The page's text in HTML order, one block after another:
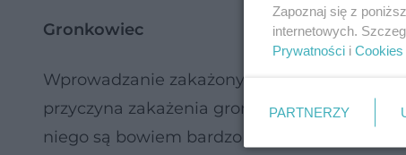
Gronkowiec
Wprowadzanie zakażonych, ostrych
przyczyna zakażenia gronkowcem skórnym
niego są bowiem bardzo podatne na
Zapoznaj się z
internetowych.
Prywatności i Cookies
PARTNERZY